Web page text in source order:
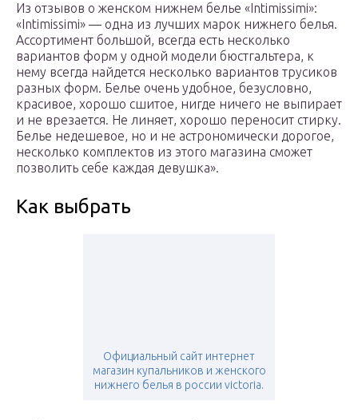
Из отзывов о женском нижнем белье «Intimissimi»:
«Intimissimi» — одна из лучших марок нижнего белья.
Ассортимент большой, всегда есть несколько
вариантов форм у одной модели бюстгальтера, к
нему всегда найдется несколько вариантов трусиков
разных форм. Белье очень удобное, безусловно,
красивое, хорошо сшитое, нигде ничего не выпирает
и не врезается. Не линяет, хорошо переносит стирку.
Белье недешевое, но и не астрономически дорогое,
несколько комплектов из этого магазина сможет
позволить себе каждая девушка».
Как выбрать
Официальный сайт интернет
магазин купальников и женского
нижнего белья в россии victoria.